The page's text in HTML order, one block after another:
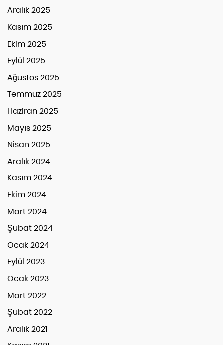
Aralık 2025
Kasım 2025
Ekim 2025
Eylül 2025
Ağustos 2025
Temmuz 2025
Haziran 2025
Mayıs 2025
Nisan 2025
Aralık 2024
Kasım 2024
Ekim 2024
Mart 2024
Şubat 2024
Ocak 2024
Eylül 2023
Ocak 2023
Mart 2022
Şubat 2022
Aralık 2021